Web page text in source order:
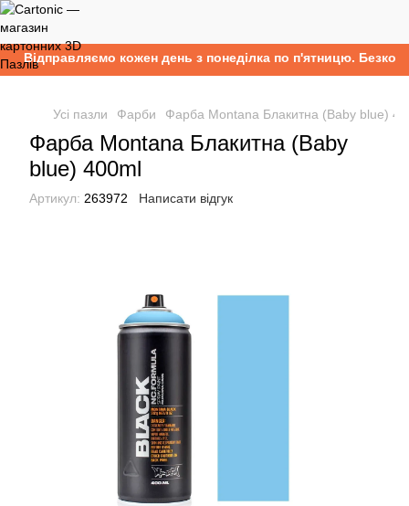
Відправляємо кожен день з понеділка по п'ятницю.
Усі пазли Фарби Фарба Montana Блакитна (Baby blue)
Фарба Montana Блакитна (Baby
blue) 400ml
Артикул: 263972 Написати відгук